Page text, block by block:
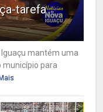
tarefa
Iguaçu mantém uma
para